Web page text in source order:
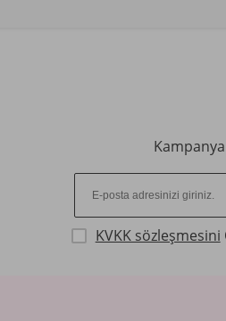
KVKK sözleşmesini